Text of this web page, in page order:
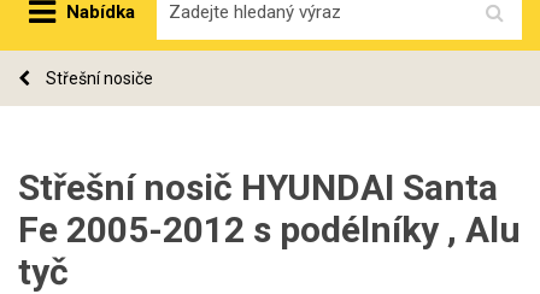
Nabídka
Střešní nosiče
Střešní nosič HYUNDAI Santa
Fe 2005-2012 s podélníky , Alu
tyč